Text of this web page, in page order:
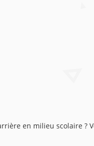
en milieu scolaire ?